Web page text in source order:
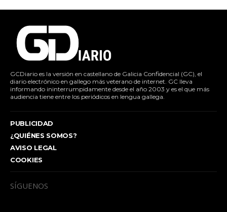
GCDiario es la versión en castellano de Galicia Confidencial (GC), el
diario electrónico en gallego más veterano de internet. GC lleva
informando ininterrumpidamente desde el año 2003 y es el que más
audiencia tiene entre los periódicos en lengua gallega.
PUBLICIDAD
¿QUIÉNES SOMOS?
AVISO LEGAL
COOKIES
SÍGUENOS